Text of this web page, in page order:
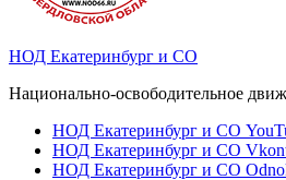
НОД Екатеринбург и СО
Национально-освободительное
НОД Екатеринбург и СО
НОД Екатеринбург и СО
НОД Екатеринбург и СО